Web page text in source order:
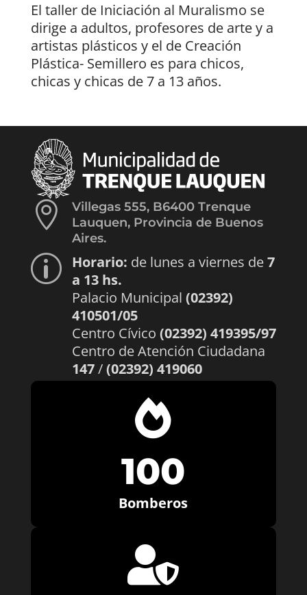
El taller de Iniciación al Muralismo se
dirige a adultos, profesores de arte y a
artistas plásticos y el de Creación
Plástica- Semillero es para chicos,
chicas y chicas de 7 a 13 años.

Villegas 555, B6400 Trenque
Lauquen, Provincia de Buenos
Aires.
p Horario: de lunes a viernes de7
a 13 hs.
Palacio Municipal (02392)
410501/05
Centro Cívico (02392) 419395/97
Centro de Atención Ciudadana
147/(02392) 419060

100
Bomberos
